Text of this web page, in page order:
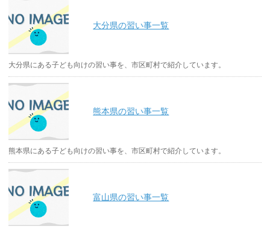
大分県の習い事一覧
大分県にある子ども向けの習い事を、市区町村で紹介しています。
熊本県の習い事一覧
熊本県にある子ども向けの習い事を、市区町村で紹介しています。
富山県の習い事一覧